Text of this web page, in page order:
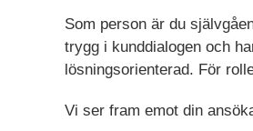
Som person är du
trygg i kunddialogen och
lösningsorienterad. För
Vi ser fram emot din